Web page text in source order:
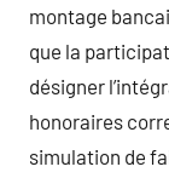
montage
que la
désigner
honoraires
simulation de